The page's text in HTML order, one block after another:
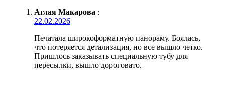
Аглая Макарова :
22.02.2026
Печатала широкоформатную панораму. Боялась,
что потеряется детализация, но все вышло четко.
Пришлось заказывать специальную тубу для
пересылки, вышло дороговато.